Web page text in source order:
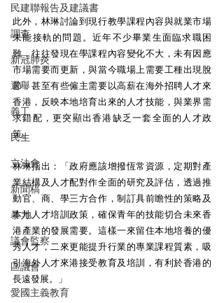
民建聯報告及建議書
調查
新冠肺炎
選舉
義工
民生
立法會
新聞稿
暴力
議會監察
區議會
愛國主義教育
此外，林琳討論到現行教學課程內容與就業市場
未能接軌的問題。近年不少畢業生面臨求職困
難，往往發現在學課程內容變化不大，未有因應
市場需要而更新，與當今職場上需要工種出現脫
節，甚至有些僱主需要以高薪在海外招聘人才來
香港，反映本地培育出來的人才技能，與業界需
求錯配，更突顯出香港缺乏一套全面的人才政
策。
林琳指出：「政府應該增撥恆常資源，定期對產
業結構及人才配對作全面的研究及評估，透過推
動官、商、學三方合作，制訂具前瞻性的策略及
本地人才培訓政策，確保青年的技能切合未來香
港產業的發展需要。這樣一來留住本地培養的優
秀人才，二來更能提升行業的專業課程質素，吸
引海外人才來港接受教育及培訓，有利於香港的
長遠發展。」